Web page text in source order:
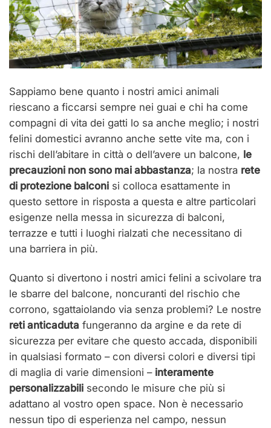
Sappiamo bene quanto i nostri amici animali
riescano a ficcarsi sempre nei guai e chi ha come
compagni di vita dei gatti lo sa anche meglio; i nostri
felini domestici avranno anche sette vite ma, con i
rischi dell’abitare in città o dell’avere un balcone, le
precauzioni non sono mai abbastanza; la nostra rete
di protezione balconi si colloca esattamente in
questo settore in risposta a questa e altre particolari
esigenze nella messa in sicurezza di balconi,
terrazze e tutti i luoghi rialzati che necessitano di
una barriera in più.
Quanto si divertono i nostri amici felini a scivolare tra
le sbarre del balcone, noncuranti del rischio che
corrono, sgattaiolando via senza problemi? Le nostre
reti anticaduta fungeranno da argine e da rete di
sicurezza per evitare che questo accada, disponibili
in qualsiasi formato – con diversi colori e diversi tipi
di maglia di varie dimensioni – interamente
personalizzabili secondo le misure che più si
adattano al vostro open space. Non è necessario
nessun tipo di esperienza nel campo, nessun